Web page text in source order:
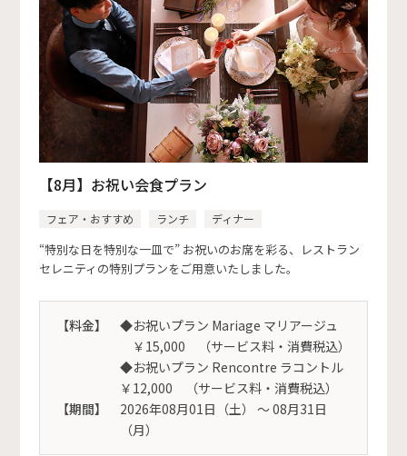
【8月】お祝い会食プラン
フェア・おすすめ ランチ ディナー
“特別な日を特別な一皿で” お祝いのお席を彩る、レストラン
セレニティの特別プランをご用意いたしました。
【料金】
◆お祝いプラン Mariage マリアージュ
￥15,000 （サービス料・消費税込）
◆お祝いプラン Rencontre ラコントル
￥12,000 （サービス料・消費税込）
【期間】
2026年08月01日（土） 〜 08月31日
（月）